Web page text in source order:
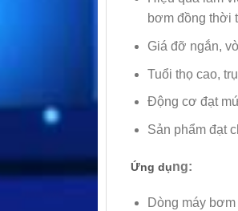
bơm đồng thời
Giá đỡ ngắn,
Tuổi thọ cao,
Động cơ đạt
Sản phẩm đạt
Ứng dụng:
Dòng máy